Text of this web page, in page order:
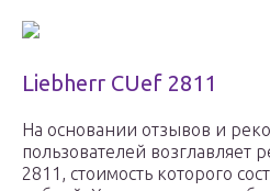
Liebherr CUef 2811
На основании отзывов и
пользователей возглавляет
2811, стоимость которого